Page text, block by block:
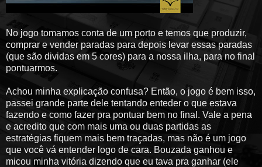
No jogo tomamos conta de um porto e temos que produzir,
comprar e vender paradas para depois levar essas paradas
(que são dividas em 5 cores) para a nossa ilha, para no final
pontuarmos.
Achou minha explicação confusa? Então, o jogo é bem isso,
passei grande parte dele tentando enteder o que estava
fazendo e como fazer pra pontuar bem no final. Vale a pena
e acredito que com mais uma ou duas partidas as
estratégias fiquem mais bem traçadas, mas não é um jogo
que você vá entender logo de cara. Bouzada ganhou e
micou minha vitória dizendo que eu tava pra ganhar (ele